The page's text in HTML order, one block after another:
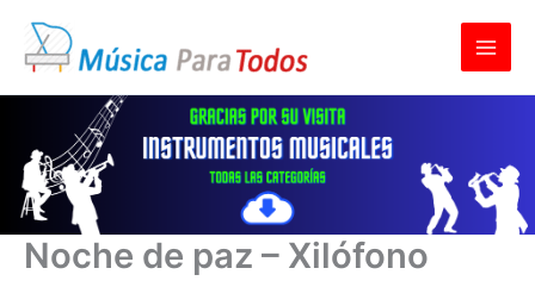
contenido
Noche de paz – Xilófono